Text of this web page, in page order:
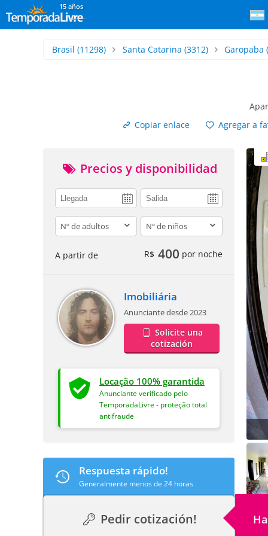
15 años
Brasil (11298) Santa Catarina (3312) Garopaba
Copiar enlace
Agregar a
Precios y disponibilidad
adults children
A partir de R$ 400 por noche
Imobiliária
Anunciante desde 2023
Solicite una
cotización
Locação 100% garantida
Anunciante verificado pelo
TemporadaLivre - proteção total
antifraude
Respuesta rápido!
Generalmente menos de 24 horas
Pedir cotización!